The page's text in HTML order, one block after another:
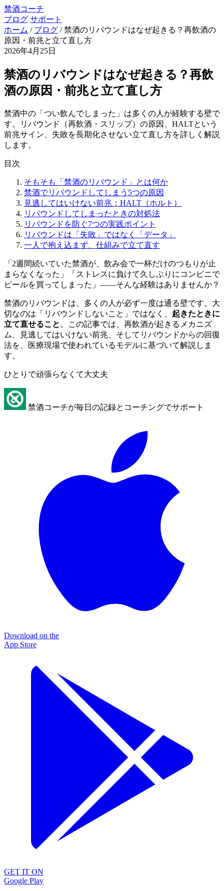
禁酒コーチ
ブログ サポート
ホーム / ブログ / 禁酒のリバウンドはなぜ起きる？再飲酒の
原因・前兆と立て直し方
2026年4月25日
禁酒のリバウンドはなぜ起きる？再飲
酒の原因・前兆と立て直し方
禁酒中の「つい飲んでしまった」は多くの人が経験する壁で
す。リバウンド（再飲酒・スリップ）の原因、HALTという
前兆サイン、失敗を長期化させない立て直し方を詳しく解説
します。
目次
そもそも「禁酒のリバウンド」とは何か
禁酒でリバウンドしてしまう5つの原因
見逃してはいけない前兆：HALT（ホルト）
リバウンドしてしまったときの対処法
リバウンドを防ぐ7つの実践ポイント
リバウンドは「失敗」ではなく「データ」
一人で抱え込まず、仕組みで立て直す
「2週間続いていた禁酒が、飲み会で一杯だけのつもりが止
まらなくなった」「ストレスに負けて久しぶりにコンビニで
ビールを買ってしまった」——そんな経験はありませんか？
禁酒のリバウンドは、多くの人が必ず一度は通る壁です。大
切なのは「リバウンドしないこと」ではなく、 起きたときに
立て直せること 。この記事では、再飲酒が起きるメカニズ
ム、見逃してはいけない前兆、そしてリバウンドからの回復
法を、医療現場で使われているモデルに基づいて解説しま
す。
ひとりで頑張らなくて大丈夫
禁酒コーチが毎日の記録とコーチングでサポート
Download on the
App Store
GET IT ON
Google Play